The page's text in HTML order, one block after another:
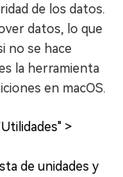
de los datos.
datos, lo que
no se hace
la herramienta
en macOS.
>
de unidades y